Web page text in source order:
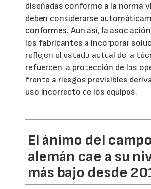
diseñadas conforme a la norma
deben considerarse
conformes. Aun así, la
los fabricantes a incorporar
reflejen el estado actual de la
refuercen la protección de los
frente a riesgos previsibles
uso incorrecto de los equipos.
El ánimo del campo
alemán cae a su
más bajo desde